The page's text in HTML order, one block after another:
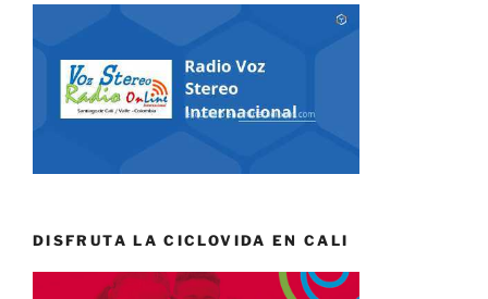
DISFRUTA LA CICLOVIDA EN CALI